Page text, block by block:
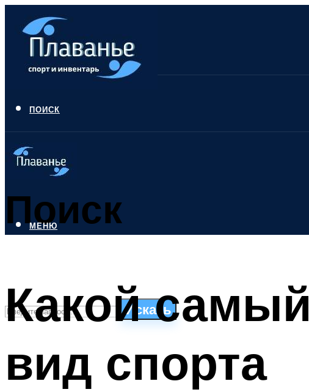
ПОИСК
Поиск
Искать
ПЛАВАНЬЕ ДЛЯ ДЕТЕЙ
ПЛАВАНЬЕ ДЛЯ ПОХУДЕНИЯ
МЕНЮ
Какой
вид спорта